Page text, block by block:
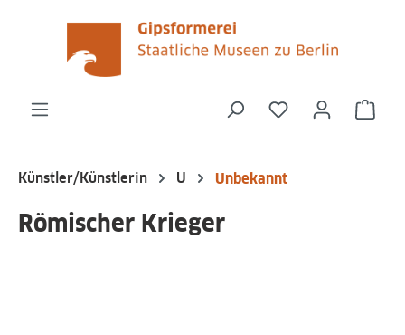
springen
Du hast 0
Künstler/Künstlerin U Unbekannt
Römischer Krieger